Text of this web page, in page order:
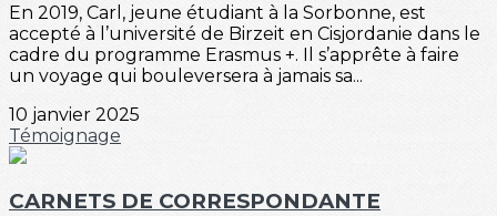
En 2019, Carl, jeune étudiant à la Sorbonne, est
accepté à l’université de Birzeit en Cisjordanie dans le
cadre du programme Erasmus +. Il s’apprête à faire
un voyage qui bouleversera à jamais sa...
10 janvier 2025
Témoignage
CARNETS DE CORRESPONDANTE